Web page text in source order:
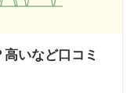
いなど口コミ